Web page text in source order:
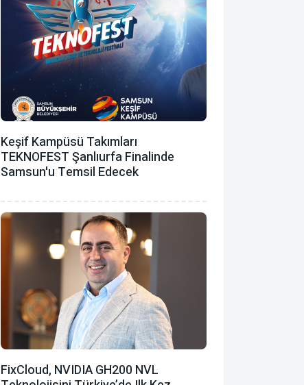
Keşif Kampüsü Takımları
TEKNOFEST Şanlıurfa Finalinde
Samsun'u Temsil Edecek
FixCloud, NVIDIA GH200 NVL